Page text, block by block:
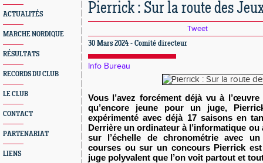
ACTUALITÉS
MARCHE NORDIQUE
RÉSULTATS
RECORDS DU CLUB
LE CLUB
CONTACT
PARTENARIAT
LIENS
Pierrick : Sur la route des
Tweet
30 Mars 2024 - Comité directeur
Info Bureau
Vous l’avez forcément déjà vu à
qu’encore jeune pour un juge,
expérimenté avec déjà 17 saisons en
Derrière un ordinateur à l’informatique
sur l’échelle de chronométrie avec
courses ou sur un concours Pierrick
juge polyvalent que l’on voit partout et